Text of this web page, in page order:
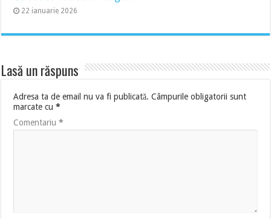
22 ianuarie 2026
Lasă un răspuns
Adresa ta de email nu va fi publicată. Câmpurile obligatorii sunt
marcate cu*
Comentariu*